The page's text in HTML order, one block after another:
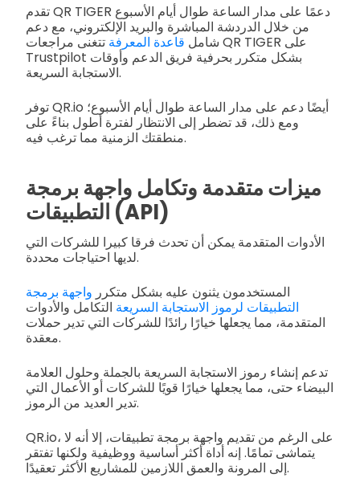
تقدم QR TIGER دعمًا على مدار الساعة طوال أيام الأسبوع
من خلال الدردشة المباشرة والبريد الإلكتروني، مع دعم
شامل قاعدة المعرفة تتغنى مراجعات QR TIGER على
Trustpilot بشكل متكرر بحرفية فريق الدعم وأوقات
الاستجابة السريعة.
توفر QR.io أيضًا دعم على مدار الساعة طوال أيام الأسبوع؛
ومع ذلك، قد تضطر إلى الانتظار لفترة أطول بناءً على
منطقتك الزمنية مما ترغب فيه.
ميزات متقدمة وتكامل واجهة برمجة
التطبيقات (API)
الأدوات المتقدمة يمكن أن تحدث فرقا كبيرا للشركات التي
لديها احتياجات محددة.
المستخدمون يثنون عليه بشكل متكرر واجهة برمجة
التطبيقات لرموز الاستجابة السريعة التكامل والأدوات
المتقدمة، مما يجعلها خيارًا رائدًا للشركات التي تدير حملات
معقدة.
تدعم إنشاء رموز الاستجابة السريعة بالجملة وحلول العلامة
البيضاء حتى، مما يجعلها خيارًا قويًا للشركات أو الأعمال التي
تدير العديد من الرموز.
QR.io، على الرغم من تقديم واجهة برمجة تطبيقات، إلا أنه لا
يتماشى تمامًا. إنه أداة أكثر أساسية ووظيفية ولكنها تفتقر
إلى المرونة والعمق اللازمين للمشاريع الأكثر تعقيدًا.